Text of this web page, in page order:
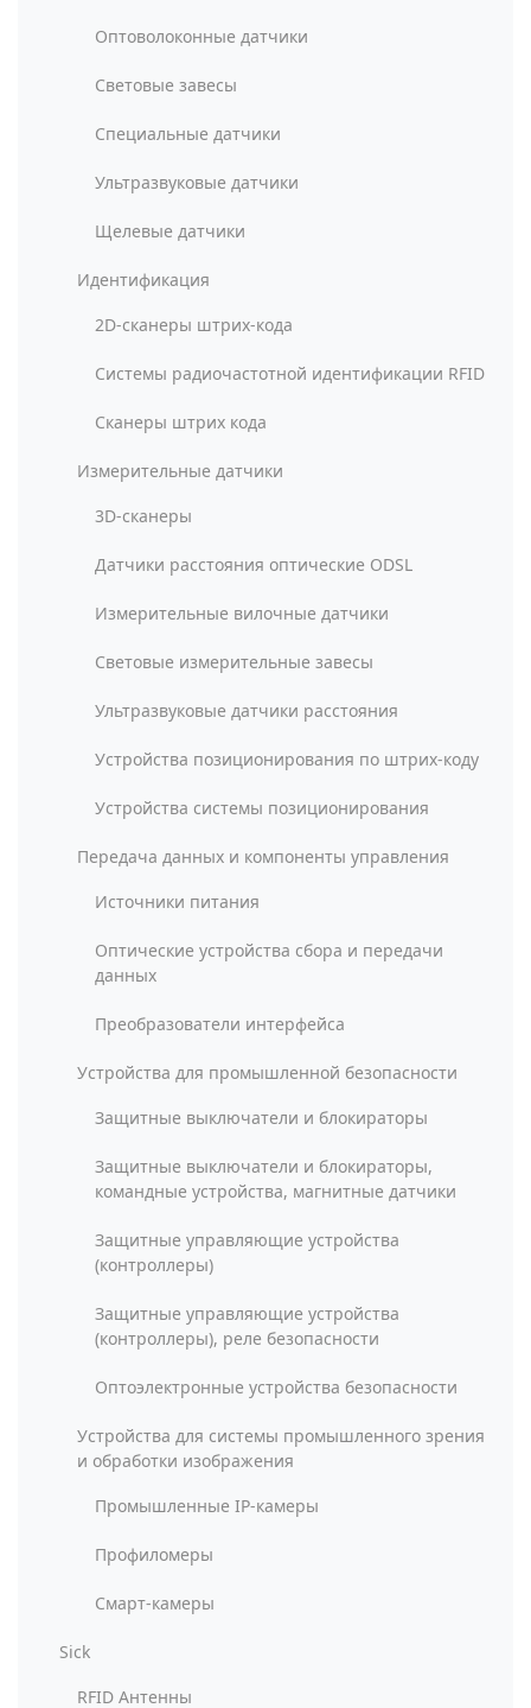
Оптоволоконные датчики
Световые завесы
Специальные датчики
Ультразвуковые датчики
Щелевые датчики
Идентификация
2D-сканеры штрих-кода
Системы радиочастотной идентификации RFID
Сканеры штрих кода
Измерительные датчики
3D-сканеры
Датчики расстояния оптические ODSL
Измерительные вилочные датчики
Световые измерительные завесы
Ультразвуковые датчики расстояния
Устройства позиционирования по штрих-коду
Устройства системы позиционирования
Передача данных и компоненты управления
Источники питания
Оптические устройства сбора и передачи
данных
Преобразователи интерфейса
Устройства для промышленной безопасности
Защитные выключатели и блокираторы
Защитные выключатели и блокираторы,
командные устройства, магнитные датчики
Защитные управляющие устройства
(контроллеры)
Защитные управляющие устройства
(контроллеры), реле безопасности
Оптоэлектронные устройства безопасности
Устройства для системы промышленного зрения
и обработки изображения
Промышленные IP-камеры
Профиломеры
Смарт-камеры
Sick
RFID Антенны